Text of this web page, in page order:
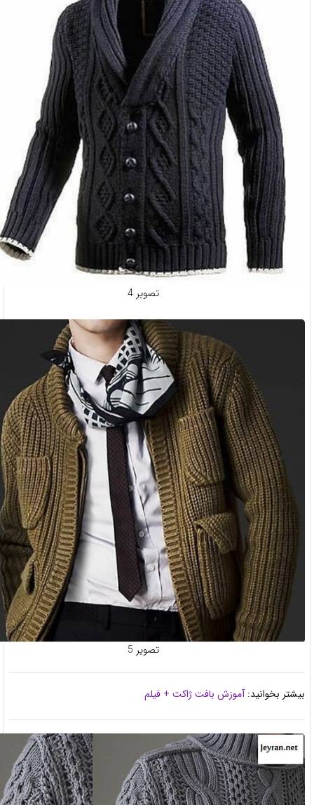
تصویر 4
تصویر 5
بخوانید:آموزش بافت ژاکت + فیلم